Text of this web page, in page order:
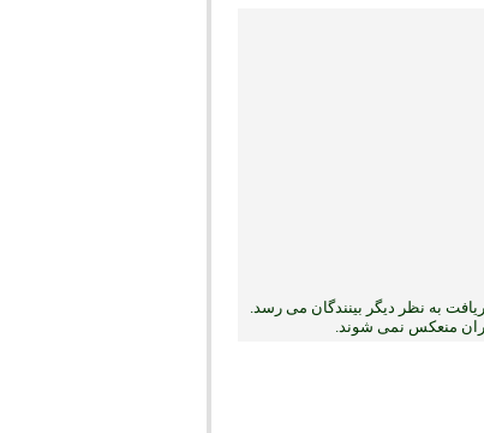
به نظر دیگر بینندگان می رسد.
منعکس نمی ‏شوند.